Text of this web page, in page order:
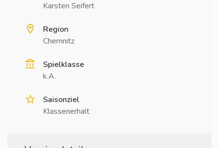
Karsten Seifert
Region
Chemnitz
Spielklasse
k.A.
Saisonziel
Klassenerhalt